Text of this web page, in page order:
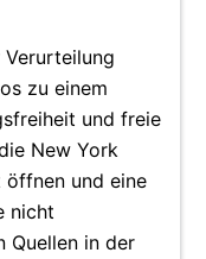
Verurteilung
zu einem
und freie
New York
öffnen und eine
nicht
Quellen in der